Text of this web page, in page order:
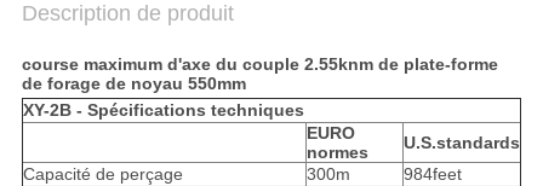
POLITIQUE
DE
CONFIDENTIALITÉ
Description de produit
course maximum d'axe du couple 2.55knm de plate-forme
de forage de noyau 550mm
XY-2B - Spécifications techniques
EURO
normes
U.S.standards
Capacité de perçage
300m
984feet